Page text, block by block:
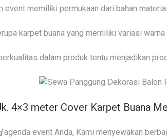
event memiliki permukaan dari bahan
karpet buana yang memiliki variasi
dalam produk tentu menjadikan
4×3 meter Cover Karpet Buana
agenda event Anda, Kami menyewakan